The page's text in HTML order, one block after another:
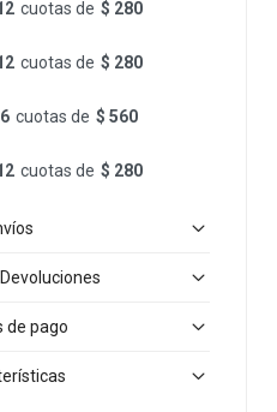
cuotas de $ 280
cuotas de $ 280
6 cuotas de $ 560
cuotas de $ 280
de pago